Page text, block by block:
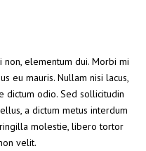
elementum dui. Morbi mi
eu mauris. Nullam nisi lacus,
odio. Sed sollicitudin
a dictum metus interdum
molestie, libero tortor
velit.